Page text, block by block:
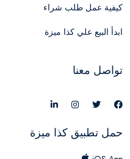
كيفية عمل طلب شراء
ابدأ البيع علي كذا ميزة
تواصل معنا
حمل تطبيق كذا ميزة